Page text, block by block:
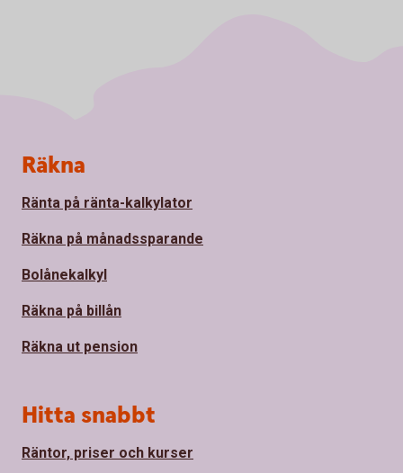
Sidfot
Räkna
Ränta på ränta-kalkylator
Räkna på månadssparande
Bolånekalkyl
Räkna på billån
Räkna ut pension
Hitta snabbt
Räntor, priser och kurser